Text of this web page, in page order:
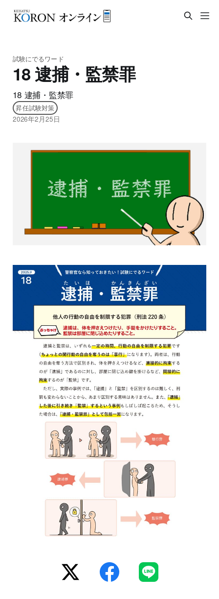
試験にでるワード
18 逮捕・監禁罪
18 逮捕・監禁罪
昇任試験対策
2026年2月25日